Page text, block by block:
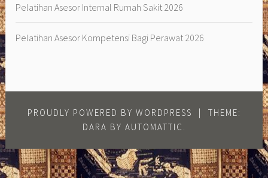
Pelatihan Asesor Internal Rumah Sakit 2026
Pelatihan Asesor Kompetensi Bagi Perawat 2026
PROUDLY POWERED BY WORDPRESS |
THEME:
DARA BY AUTOMATTIC .